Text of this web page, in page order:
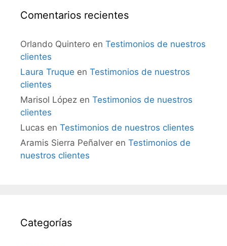
Comentarios recientes
Orlando Quintero en Testimonios de nuestros
clientes
Laura Truque en Testimonios de nuestros
clientes
Marisol López en Testimonios de nuestros
clientes
Lucas en Testimonios de nuestros clientes
Aramis Sierra Peñalver en Testimonios de
nuestros clientes
Categorías